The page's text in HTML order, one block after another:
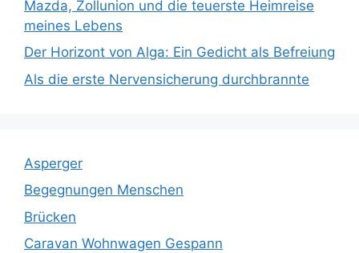
Mazda, Zollunion und die teuerste Heimreise
meines Lebens
Der Horizont von Alga: Ein Gedicht als Befreiung
Als die erste Nervensicherung durchbrannte
Asperger
Begegnungen Menschen
Brücken
Caravan Wohnwagen Gespann